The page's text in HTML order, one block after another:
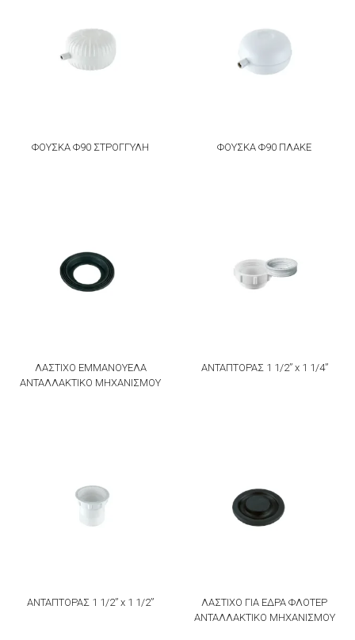
ΦΟΥΣΚΑ Φ90 ΣΤΡΟΓΓΥΛΗ ΦΟΥΣΚΑ Φ90 ΠΛΑΚΕ
ΛΑΣΤΙΧΟ ΕΜΜΑΝΟΥΕΛΑ
ΑΝΤΑΛΛΑΚΤΙΚΟ ΜΗΧΑΝΙΣΜΟΥ
ΑΝΤΑΠΤΟΡΑΣ 1 1/2” x 1 1/4”
ΑΝΤΑΠΤΟΡΑΣ 1 1/2” x 1 1/2”
ΛΑΣΤΙΧΟ ΓΙΑ ΕΔΡΑ ΦΛΟΤΕΡ
ΑΝΤΑΛΛΑΚΤΙΚΟ ΜΗΧΑΝΙΣΜΟΥ